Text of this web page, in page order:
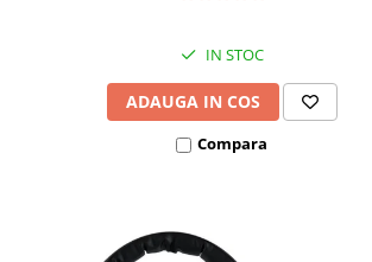
IN STOC
ADAUGA IN COS
Compara